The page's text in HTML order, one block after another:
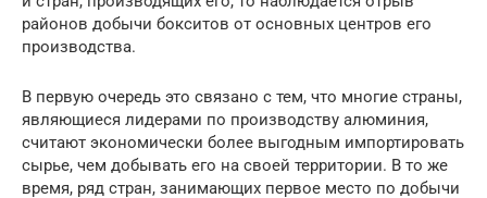
районов добычи бокситов от основных центров его
производства.
В первую очередь это связано с тем, что многие страны,
являющиеся лидерами по производству алюминия,
считают экономически более выгодным импортировать
сырье, чем добывать его на своей территории. В то же
время, ряд стран, занимающих первое место по добычи